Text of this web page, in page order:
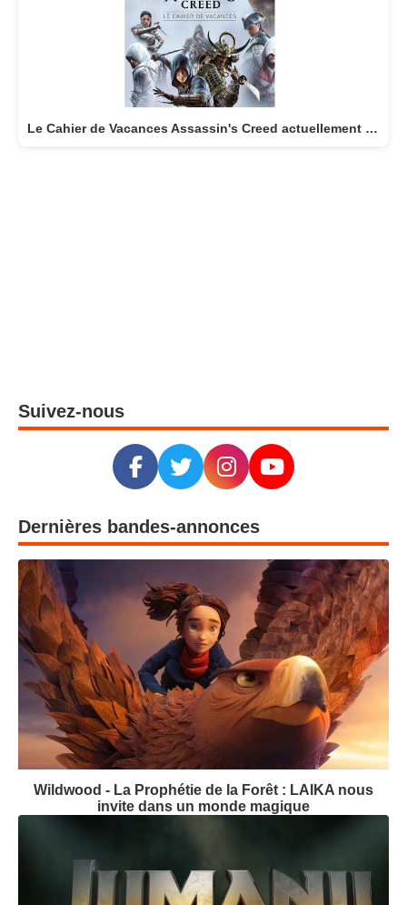
Le Cahier de Vacances Assassin's Creed actuellement disponible
Suivez-nous
Dernières bandes-annonces
Wildwood - La Prophétie de la Forêt : LAIKA nous
invite dans un monde magique